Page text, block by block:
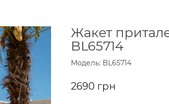
Жакет
BL65714
Модель: BL65714
2690 грн